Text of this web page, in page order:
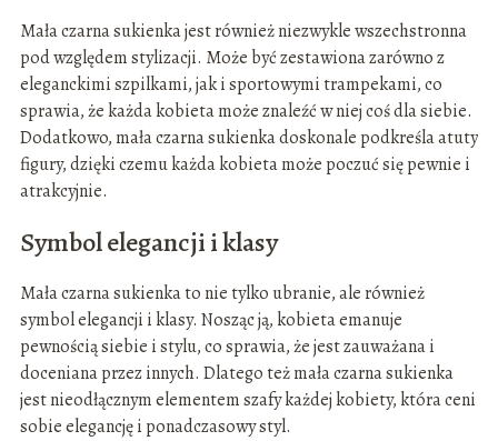
Mała czarna sukienka jest również niezwykle wszechstronna
pod względem stylizacji. Może być zestawiona zarówno z
eleganckimi szpilkami, jak i sportowymi trampekami, co
sprawia, że każda kobieta może znaleźć w niej coś dla siebie.
Dodatkowo, mała czarna sukienka doskonale podkreśla atuty
figury, dzięki czemu każda kobieta może poczuć się pewnie i
atrakcyjnie.
Symbol elegancji i klasy
Mała czarna sukienka to nie tylko ubranie, ale również
symbol elegancji i klasy. Nosząc ją, kobieta emanuje
pewnością siebie i stylu, co sprawia, że jest zauważana i
doceniana przez innych. Dlatego też mała czarna sukienka
jest nieodłącznym elementem szafy każdej kobiety, która ceni
sobie elegancję i ponadczasowy styl.